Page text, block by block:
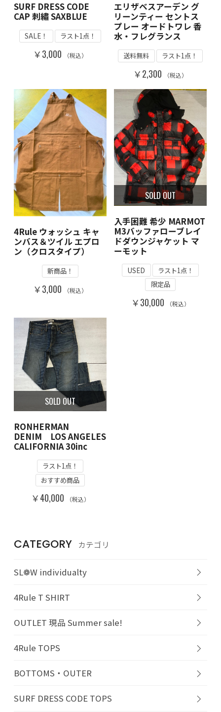
CATEGORY カテゴリ
SL❁W individualty
4Rule T SHIRT
OUTLET 現品 Summer sale!
4Rule TOPS
BOTTOMS・OUTER
SURF DRESS CODE TOPS
SURF DRESS CODE
CAP 刺繡 SAXBLUE
SALE！ ラスト1点！
￥3,000 （税込）
エリザベスアーデン グ
リーンティー セントス
プレー オードトワレ 香
水・フレグランス
送料無料 ラスト1点！
￥2,300 （税込）
4Rule ウォッシュ キャ
ンバス＆ツイル エプロ
ン（クロスタイプ）
新商品！
￥3,000 （税込）
SOLD OUT
入手困難 希少 MARMOT
M3バッファローブレイ
ドダウンジャケット マ
ーモット
USED
ラスト1点！
限定品
￥30,000 （税込）
SOLD OUT
RONHERMAN
DENIM LOS ANGELES
CALIFORNIA 30inc
ラスト1点！
おすすめ商品
￥40,000 （税込）